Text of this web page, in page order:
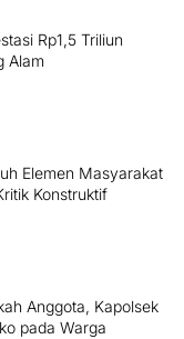
Rp1,5 Triliun
Alam
Elemen Masyarakat
Konstruktif
Anggota, Kapolsek
pada Warga